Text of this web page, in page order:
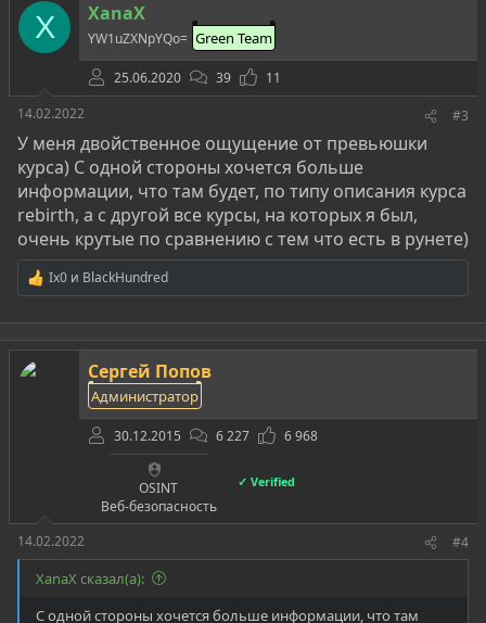
X XanaX
YW1uZXNpYQo= Green Team
25.06.2020 39
11
14.02.2022
#3
У меня двойственное ощущение от превьюшки
курса) С одной стороны хочется больше
информации, что там будет, по типу описания курса
rebirth, а с другой все курсы, на которых я был,
очень крутые по сравнению с тем что есть в рунете)
Р
е
а
к
ц
и
Ix0 и BlackHundred
Сергей Попов
Администратор
30.12.2015 6 227 6 968
OSINT
Веб-безопасность
✓ Verified
14.02.2022 #4
XanaX сказал(а):
С одной стороны хочется больше информации, что там